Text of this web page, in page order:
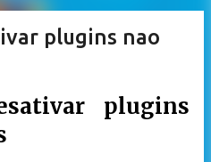
plugins nao
plugins